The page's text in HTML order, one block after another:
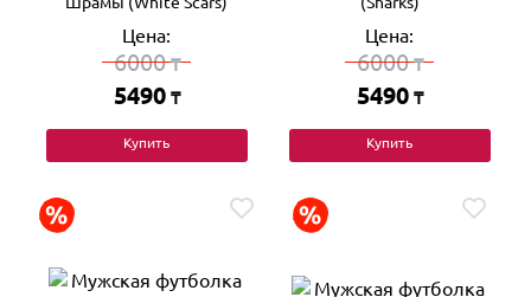
Цена:
6000₸
5490 ₸
Купить
Цена:
6000₸
5490 ₸
Купить